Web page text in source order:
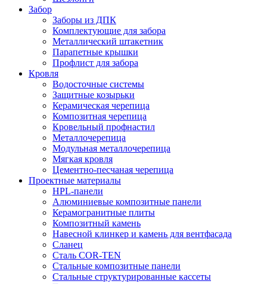
Забор
Заборы из ДПК
Комплектующие для забора
Металлический штакетник
Парапетные крышки
Профлист для забора
Кровля
Водосточные системы
Защитные козырьки
Керамическая черепица
Композитная черепица
Кровельный профнастил
Металлочерепица
Модульная металлочерепица
Мягкая кровля
Цементно-песчаная черепица
Проектные материалы
HPL-панели
Алюминиевые композитные панели
Керамогранитные плиты
Композитный камень
Навесной клинкер и камень для вентфасада
Сланец
Сталь COR-TEN
Стальные композитные панели
Стальные структурированные кассеты